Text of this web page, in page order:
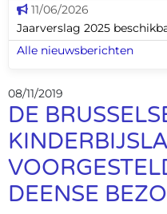
11/06/2026
Jaarverslag 2025
Alle nieuwsberichten
08/11/2019
DE
DEENSE